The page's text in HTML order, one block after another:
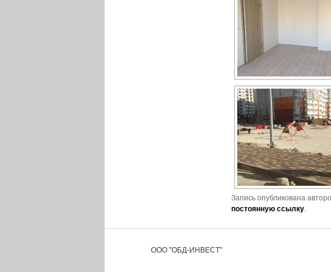
Запись опубликована
постоянную ссылку.
ООО "ОБД-ИНВЕСТ"